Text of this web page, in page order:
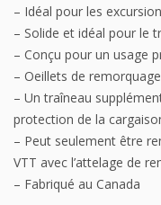
– Idéal pour les
– Solide et idéal pour le
– Conçu pour un usage
– Oeillets de
– Un traîneau
protection de la
– Peut seulement être
VTT avec l’attelage de
– Fabriqué au Canada